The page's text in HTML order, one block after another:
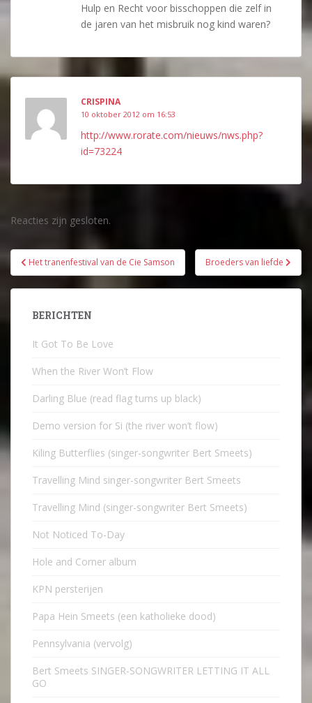
Hulp en Recht voor bisschoppen die zelf in
de jaren van het misbruik nog kind waren?
CRISPINA
10 oktober 2012 om 16:53
http://www.rorate.com/nieuws/nws.php?
id=73224
Reacties zijn gesloten.
Bericht
navigatie
Het tranenfestival van de Cie Samson Broeders van liefde
BERICHTEN
It Got To Be Love
When the River Won’t Flow
Darling Blue (read flag turns up black)
Demo version for Si (the river won’t flow)
Kiling Butterflies (singer-songwriter Bert Smeets)
Travelling Mind singer-songwriter Bert Smeets
Travelling Mind (singer-songwriter Bert Smeets)
Not Noticed To-Day
Hole and Corner album
KPN persterijen
Papa Hein Smeets (een katholieke dood)
Pennsylvania (vervolg)
Bert Smeets SINGER-SONGWRITER LETTING IT ALL
GO